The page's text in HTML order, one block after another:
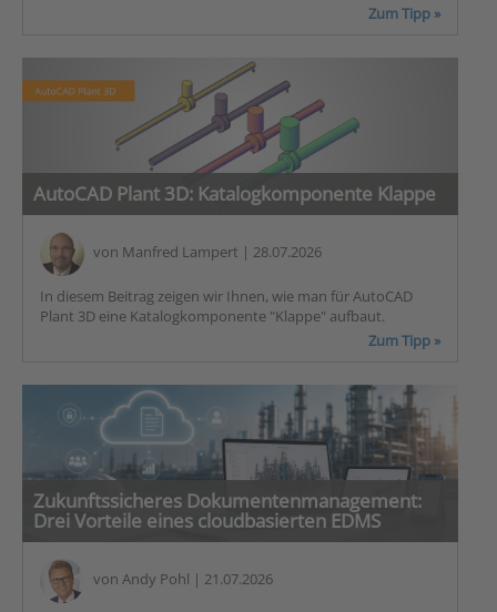
Zum Tipp »
AutoCAD Plant 3D: Katalogkomponente Klappe
von Manfred Lampert | 28.07.2026
In diesem Beitrag zeigen wir Ihnen, wie man für AutoCAD
Plant 3D eine Katalogkomponente "Klappe" aufbaut.
Zum Tipp »
Zukunftssicheres Dokumentenmanagement:
Drei Vorteile eines cloudbasierten EDMS
von Andy Pohl | 21.07.2026